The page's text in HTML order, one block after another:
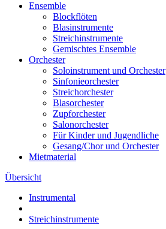
Ensemble
Blockflöten
Blasinstrumente
Streichinstrumente
Gemischtes Ensemble
Orchester
Soloinstrument und Orchester
Sinfonieorchester
Streichorchester
Blasorchester
Zupforchester
Salonorchester
Für Kinder und Jugendliche
Gesang/Chor und Orchester
Mietmaterial
Übersicht
Instrumental
Streichinstrumente